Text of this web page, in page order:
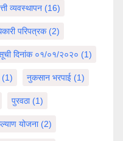
व्यवस्थापन (16)
परिपत्रक(2)
दिनांक ०१/०१/२०२० (1)
(1) नुकसान भरपाई (1)
पुरवठा(1)
योजना(2)